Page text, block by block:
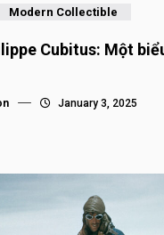
Modern Collectible
Cubitus: Một
January 3, 2025